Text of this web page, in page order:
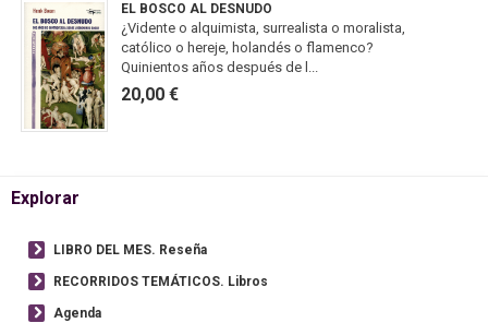
EL BOSCO AL DESNUDO
¿Vidente o alquimista, surrealista o moralista,
católico o hereje, holandés o flamenco?
Quinientos años después de l...
20,00 €
Explorar
LIBRO DEL MES. Reseña
RECORRIDOS TEMÁTICOS. Libros
Agenda